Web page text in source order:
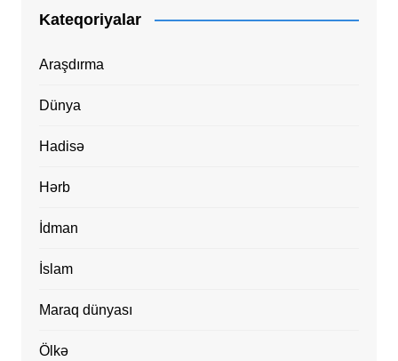
Kateqoriyalar
Araşdırma
Dünya
Hadisə
Hərb
İdman
İslam
Maraq dünyası
Ölkə